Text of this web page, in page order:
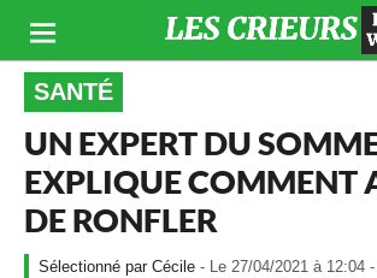
SANTÉ
UN EXPERT DU
EXPLIQUE COMMENT
DE RONFLER
Cécile - Le 27/04/2021 à 12:04